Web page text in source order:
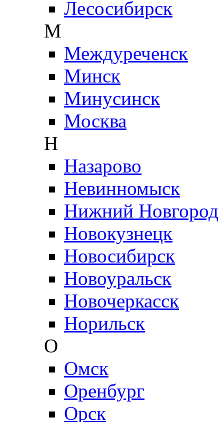
Лесосибирск
М
Междуреченск
Минск
Минусинск
Москва
Н
Назарово
Невинномыск
Нижний Новгород
Новокузнецк
Новосибирск
Новоуральск
Новочеркасск
Норильск
О
Омск
Оренбург
Орск